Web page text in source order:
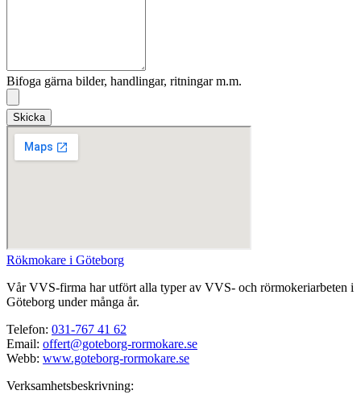
Bifoga gärna bilder, handlingar, ritningar m.m.
Skicka
Rökmokare i Göteborg
Vår VVS-firma har utfört alla typer av VVS- och rörmokeriarbeten i
Göteborg under många år.
Telefon: 031-767 41 62
Email: offert@goteborg-rormokare.se
Webb: www.goteborg-rormokare.se
Verksamhetsbeskrivning: